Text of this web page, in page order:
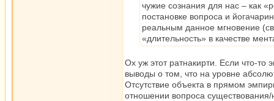
чужие сознания для нас – как
постановке вопроса и
реальным данное мгновение
«длительность» в качестве
Ох уж этот ратнакирти. Если что-
выводы о том, что на уровне
Отсутствие объекта в прямом
отношении вопроса